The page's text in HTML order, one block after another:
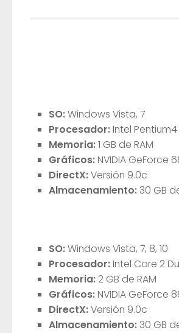
SO:Windows Vista, 7
Procesador:Intel
Memoria:1 GB de RAM
Gráficos:NVIDIA GeForce
DirectX:Versión 9.0c
Almacenamiento: 30 GB
SO:Windows Vista, 7, 8, 10
Procesador:Intel Core 2
Memoria: 2 GB de RAM
Gráficos:NVIDIA GeForce
DirectX:Versión 9.0c
Almacenamiento: 30 GB